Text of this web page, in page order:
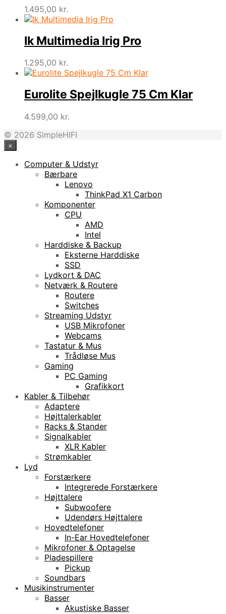
1.495,00 kr.
Ik Multimedia Irig Pro
1.295,00 kr.
Eurolite Spejlkugle 75 Cm Klar
4.599,00 kr.
© 2026 SimpleHIFI
×
Computer & Udstyr
Bærbare
Lenovo
ThinkPad X1 Carbon
Komponenter
CPU
AMD
Intel
Harddiske & Backup
Eksterne Harddiske
SSD
Lydkort & DAC
Netværk & Routere
Routere
Switches
Streaming Udstyr
USB Mikrofoner
Webcams
Tastatur & Mus
Trådløse Mus
Gaming
PC Gaming
Grafikkort
Kabler & Tilbehør
Adaptere
Højttalerkabler
Racks & Stander
Signalkabler
XLR Kabler
Strømkabler
Lyd
Forstærkere
Integrerede Forstærkere
Højttalere
Subwoofere
Udendørs Højttalere
Hovedtelefoner
In-Ear Hovedtelefoner
Mikrofoner & Optagelse
Pladespillere
Pickup
Soundbars
Musikinstrumenter
Basser
Akustiske Basser